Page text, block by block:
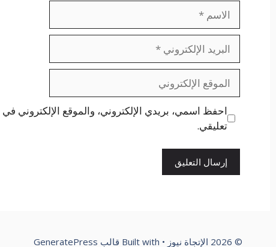
الاسم
البريد
الإلكتروني
الموقع
الإلكتروني
احفظ اسمي، بريدي الإلكتروني، والموقع الإلكتروني
تعليقي.
© 2026 الإتجاة نيوز • Built with قالب GeneratePress